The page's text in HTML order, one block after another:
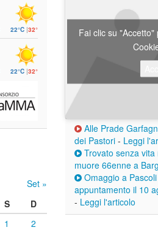
22°C |32°C
22°C |32°C
Set »
S
D
1
2
Fai clic su
Alle Prade
dei Pastori - Leggi
Trovato senza
muore 66enne a
Omaggio a
appuntamento il 10
- Leggi l'articolo